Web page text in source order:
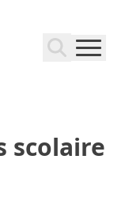
scolaire